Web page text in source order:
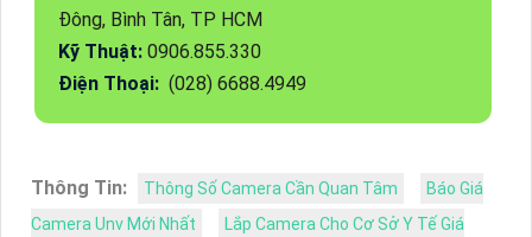
Đông, Bình Tân, TP HCM
Kỹ Thuật: 0906.855.330
Điện Thoại: (028) 6688.4949
Thông Tin: Thông Số Camera Cần Quan Tâm
Báo Giá
Camera Unv Mới Nhất
Lắp Camera Cho Cơ Sở Y Tế Giá